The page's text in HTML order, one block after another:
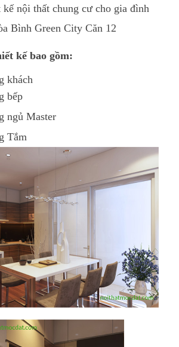
nội thất chung cư cho gia đình
Bình Green City Căn 12
kế bao gồm:
khách
bếp
ngủ Master
Tắm